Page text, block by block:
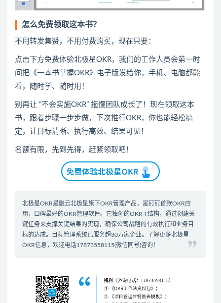
怎么免费领取这本书？
不用转发集赞，不用付费购买，现在只要：
点击下方免费体验北极星OKR​， 我们的工作人员会第一时
间把《一本书掌握OKR》电子版发给你，手机、电脑都能
看，随时学、随时用！
别再让 “不会实施OKR” 拖慢团队成长了！现在领取这本
书，跟着步骤一步步做，下次推行OKR，你也能轻松搞
定，让目标清晰、执行高效、结果可见！
名额有限，先到先得，赶紧领取吧！
北极星OKR是融云北极星旗下OKR管理产品，是钉钉首款OKR应
用 ，口碑最好的OKR管理软件。它独创的OKR-T结构，通过创建关
键任务来支撑关键结果的实现，确保公司战略的有效执行和业务目
标的达成。
目标管理系统已服务超30万家企业。了解更多北极星
OKR信息，欢迎电话17873558115(微信同号)咨询！